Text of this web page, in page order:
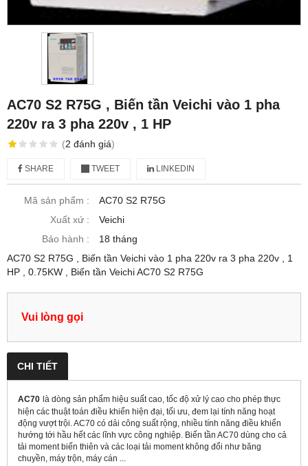
AC70 S2 R75G , Biến tần Veichi vào 1 pha
220v ra 3 pha 220v , 1 HP
(2 đánh giá)
SHARE TWEET LINKEDIN
Mã sản phẩm :
AC70 S2 R75G
Xuất xứ :
Veichi
Bảo hành :
18 tháng
AC70 S2 R75G , Biến tần Veichi vào 1 pha 220v ra 3 pha 220v , 1
HP , 0.75KW , Biến tần Veichi AC70 S2 R75G
Vui lòng gọi
CHI TIẾT
AC70 là dòng sản phẩm hiệu suất cao, tốc độ xử lý cao cho phép thực
hiện các thuật toán điều khiển hiện đại, tối ưu, đem lại tính năng hoạt
động vượt trội. AC70 có dải công suất rộng, nhiều tính năng điều khiển
hướng tới hầu hết các lĩnh vực công nghiệp. Biến tần AC70 dùng cho cả
tải moment biến thiên và các loại tải moment không đổi như băng
chuyền, máy trộn, máy cán ...